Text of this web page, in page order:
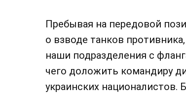
Пребывая на передовой
о взводе танков
наши подразделения с
чего доложить командиру
украинских националистов.